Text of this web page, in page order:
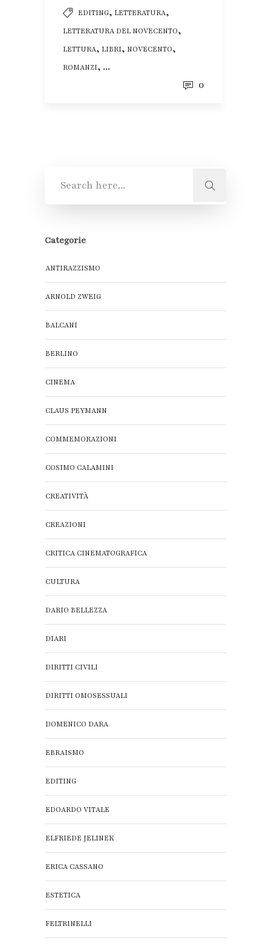
EDITING, LETTERATURA,
LETTERATURA DEL NOVECENTO,
LETTURA, LIBRI, NOVECENTO,
ROMANZI, ...
0
Categorie
ANTIRAZZISMO
ARNOLD ZWEIG
BALCANI
BERLINO
CINEMA
CLAUS PEYMANN
COMMEMORAZIONI
COSIMO CALAMINI
CREATIVITÀ
CREAZIONI
CRITICA CINEMATOGRAFICA
CULTURA
DARIO BELLEZZA
DIARI
DIRITTI CIVILI
DIRITTI OMOSESSUALI
DOMENICO DARA
EBRAISMO
EDITING
EDOARDO VITALE
ELFRIEDE JELINEK
ERICA CASSANO
ESTETICA
FELTRINELLI